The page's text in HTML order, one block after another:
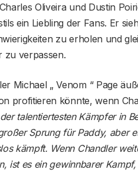
Oliveira und Dustin
ein Liebling der Fans. Er
zu erholen und
zu verpassen.
Michael „ Venom “ Page
profitieren könnte, wenn
talentiertesten Kämpfer in
Sprung für Paddy, aber
kämpft. Wenn Chandler
ist es ein gewinnbarer